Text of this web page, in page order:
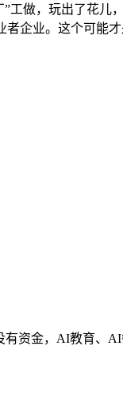
工做，玩出了花儿
企业。这个可能
有资金，AI教育、